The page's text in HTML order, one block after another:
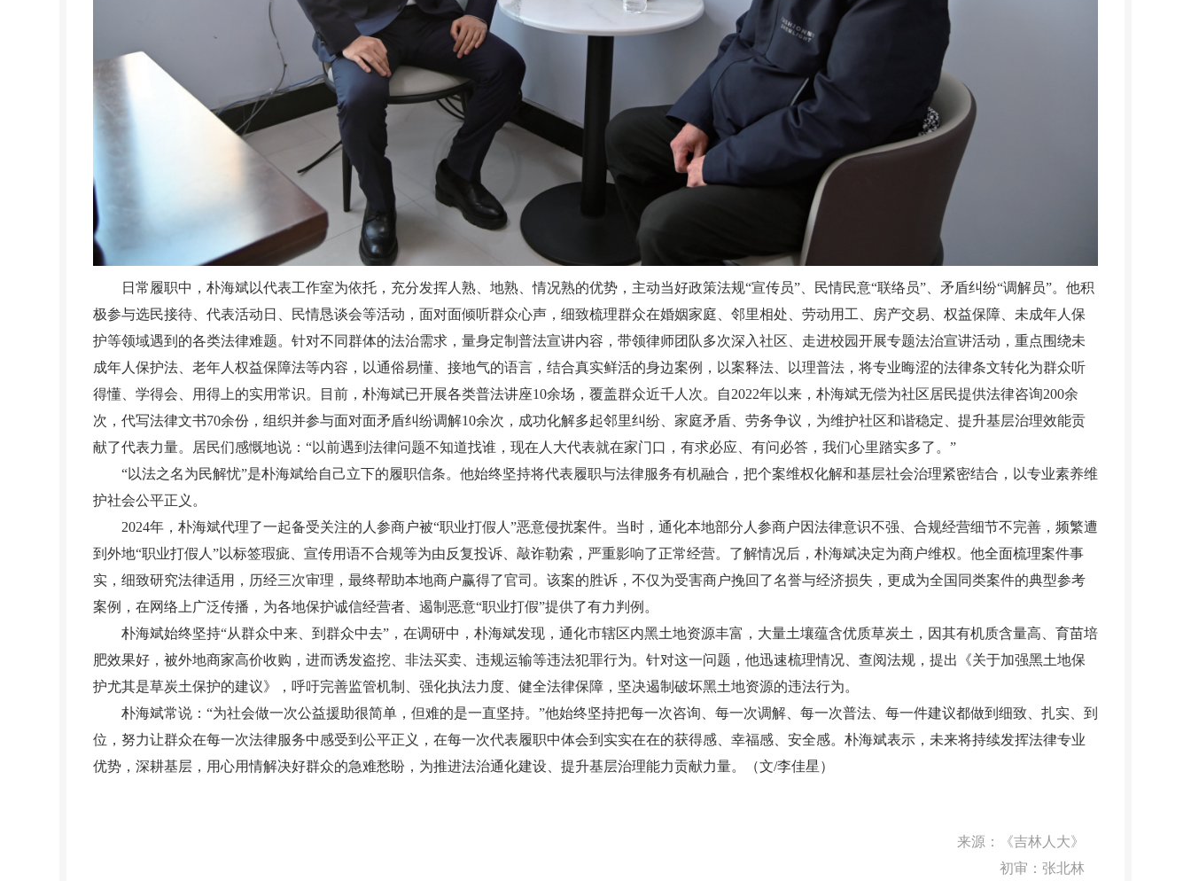
日常履职中，朴海斌以代表工作室为依托，充分发挥人熟、地熟、情况熟的优势，主动当好政策法规“宣传员”、民情民意“联络员”、矛盾纠纷“调解员”。他积
极参与选民接待、代表活动日、民情恳谈会等活动，面对面倾听群众心声，细致梳理群众在婚姻家庭、邻里相处、劳动用工、房产交易、权益保障、未成年人保
护等领域遇到的各类法律难题。针对不同群体的法治需求，量身定制普法宣讲内容，带领律师团队多次深入社区、走进校园开展专题法治宣讲活动，重点围绕未
成年人保护法、老年人权益保障法等内容，以通俗易懂、接地气的语言，结合真实鲜活的身边案例，以案释法、以理普法，将专业晦涩的法律条文转化为群众听
得懂、学得会、用得上的实用常识。目前，朴海斌已开展各类普法讲座10余场，覆盖群众近千人次。自2022年以来，朴海斌无偿为社区居民提供法律咨询200余
次，代写法律文书70余份，组织并参与面对面矛盾纠纷调解10余次，成功化解多起邻里纠纷、家庭矛盾、劳务争议，为维护社区和谐稳定、提升基层治理效能贡
献了代表力量。居民们感慨地说：“以前遇到法律问题不知道找谁，现在人大代表就在家门口，有求必应、有问必答，我们心里踏实多了。”
“以法之名为民解忧”是朴海斌给自己立下的履职信条。他始终坚持将代表履职与法律服务有机融合，把个案维权化解和基层社会治理紧密结合，以专业素养维
护社会公平正义。
2024年，朴海斌代理了一起备受关注的人参商户被“职业打假人”恶意侵扰案件。当时，通化本地部分人参商户因法律意识不强、合规经营细节不完善，频繁遭
到外地“职业打假人”以标签瑕疵、宣传用语不合规等为由反复投诉、敲诈勒索，严重影响了正常经营。了解情况后，朴海斌决定为商户维权。他全面梳理案件事
实，细致研究法律适用，历经三次审理，最终帮助本地商户赢得了官司。该案的胜诉，不仅为受害商户挽回了名誉与经济损失，更成为全国同类案件的典型参考
案例，在网络上广泛传播，为各地保护诚信经营者、遏制恶意“职业打假”提供了有力判例。
朴海斌始终坚持“从群众中来、到群众中去”，在调研中，朴海斌发现，通化市辖区内黑土地资源丰富，大量土壤蕴含优质草炭土，因其有机质含量高、育苗培
肥效果好，被外地商家高价收购，进而诱发盗挖、非法买卖、违规运输等违法犯罪行为。针对这一问题，他迅速梳理情况、查阅法规，提出《关于加强黑土地保
护尤其是草炭土保护的建议》，呼吁完善监管机制、强化执法力度、健全法律保障，坚决遏制破坏黑土地资源的违法行为。
朴海斌常说：“为社会做一次公益援助很简单，但难的是一直坚持。”他始终坚持把每一次咨询、每一次调解、每一次普法、每一件建议都做到细致、扎实、到
位，努力让群众在每一次法律服务中感受到公平正义，在每一次代表履职中体会到实实在在的获得感、幸福感、安全感。朴海斌表示，未来将持续发挥法律专业
优势，深耕基层，用心用情解决好群众的急难愁盼，为推进法治通化建设、提升基层治理能力贡献力量。（文/李佳星）
来源：
《吉林人大》
初审：张北林